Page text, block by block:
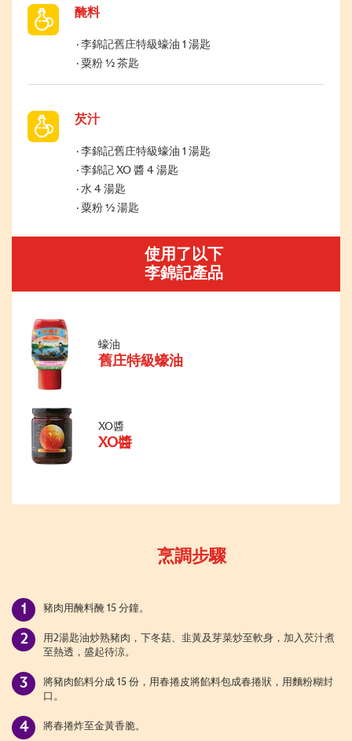
醃料
李錦記舊庄特級蠔油 1 湯匙
粟粉 ½ 茶匙
芡汁
李錦記舊庄特級蠔油 1 湯匙
李錦記 XO 醬 4 湯匙
水 4 湯匙
粟粉 ½ 湯匙
使用了以下
李錦記產品
蠔油
舊庄特級蠔油
XO醬
XO醬
烹調步驟
豬肉用醃料醃 15 分鐘。
用2湯匙油炒熟豬肉，下冬菇、韭黃及芽菜炒至軟身，加入芡汁煮
至熱透，盛起待涼。
將豬肉餡料分成 15 份，用春捲皮將餡料包成春捲狀，用麵粉糊封
口。
將春捲炸至金黃香脆。